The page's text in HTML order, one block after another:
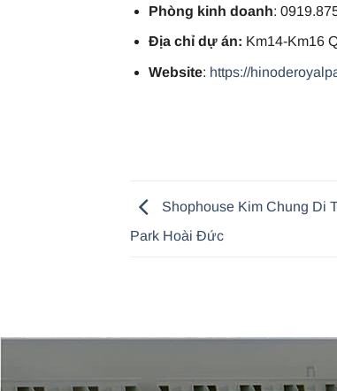
Phòng kinh doanh:
Địa chỉ dự án: Km14-Km16
Website: https://
Shophouse Kim Chung Di
Park Hoài Đức